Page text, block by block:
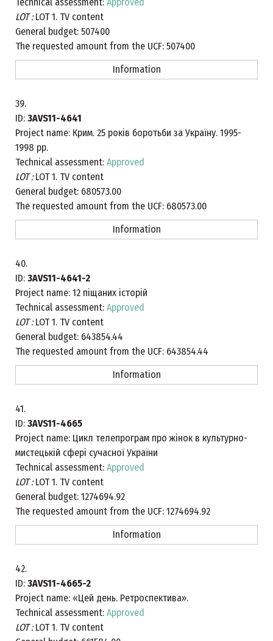
LOT :LOT 1. TV content
General budget: 507400
The requested amount from the UCF: 507400
Information
39.
ID: 3AVS11-4641
Project name: Крим. 25 років боротьби за Україну. 1995-
1998 рр.
Technical assessment: Approved
LOT :LOT 1. TV content
General budget: 680573.00
The requested amount from the UCF: 680573.00
Information
40.
ID: 3AVS11-4641-2
Project name: 12 піщаних історій
Technical assessment: Approved
LOT :LOT 1. TV content
General budget: 643854.44
The requested amount from the UCF: 643854.44
Information
41.
ID: 3AVS11-4665
Project name: Цикл телепрограм про жінок в культурно-
мистецькій сфері сучасної України
Technical assessment: Approved
LOT :LOT 1. TV content
General budget: 1274694.92
The requested amount from the UCF: 1274694.92
Information
42.
ID: 3AVS11-4665-2
Project name: «Цей день. Ретроспектива».
Technical assessment: Approved
LOT :LOT 1. TV content